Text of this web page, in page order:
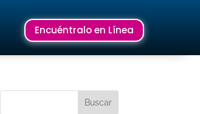
Encuéntralo en Línea